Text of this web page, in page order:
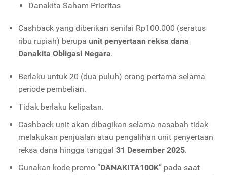
Danakita Saham Prioritas
Cashback yang diberikan senilai Rp100.000 (seratus
ribu rupiah) berupa unit penyertaan reksa dana
Danakita Obligasi Negara.
Berlaku untuk 20 (dua puluh) orang pertama selama
periode pembelian.
Tidak berlaku kelipatan.
Cashback unit akan dibagikan selama nasabah tidak
melakukan penjualan atau pengalihan unit penyertaan
reksa dana hingga tanggal 31 Desember 2025.
Gunakan kode promo “DANAKITA100K” pada saat